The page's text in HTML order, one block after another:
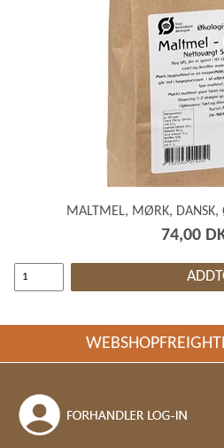
MALTMEL, MØRK, DANSK,
74,00